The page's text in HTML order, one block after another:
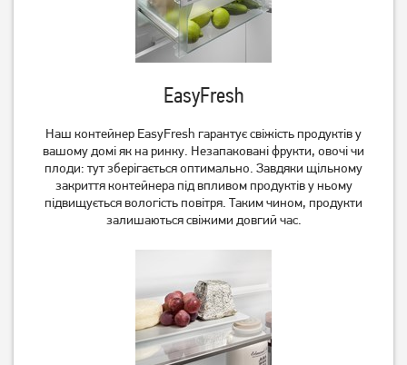
Холодильник Bosch
Холодильник
вбудовуваний Beko
BCNA306E3S
Холодильник Midea
Холодильник Midea
MDRD142SLF01
EasyFresh
Наш контейнер EasyFresh гарантує свіжість продуктів у
вашому домі як на ринку. Незапаковані фрукти, овочі чи
плоди: тут зберігається оптимально. Завдяки щільному
закриття контейнера під впливом продуктів у ньому
підвищується вологість повітря. Таким чином, продукти
залишаються свіжими довгий час.